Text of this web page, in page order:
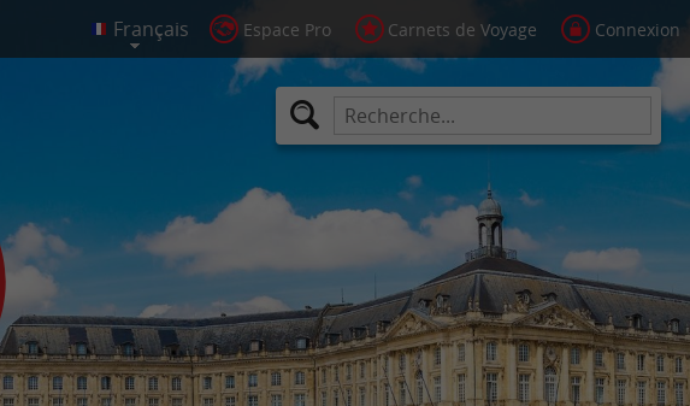
Espace Pro Carnets de Voyage Connexion